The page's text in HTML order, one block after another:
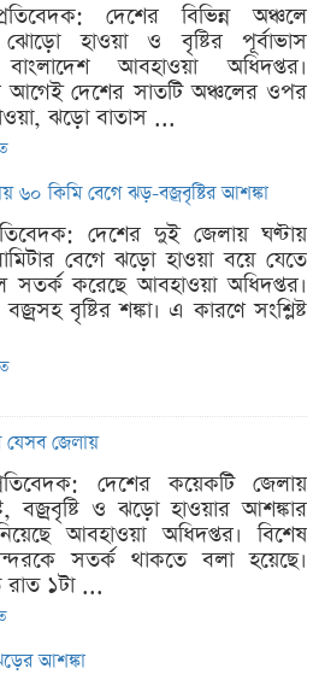
দেশের বিভিন্ন অঞ্চলে
হাওয়া ও বৃষ্টির পূর্বাভাস
আবহাওয়া অধিদপ্তর।
আগেই দেশের সাতটি অঞ্চলের ওপর
ঝড়ো বাতাস ...
৬০ কিমি বেগে ঝড়-বজ্রবৃষ্টির আশঙ্কা
দেশের দুই জেলায় ঘণ্টায়
বেগে ঝড়ো হাওয়া বয়ে যেতে
সতর্ক করেছে আবহাওয়া অধিদপ্তর।
বৃষ্টির শঙ্কা। এ কারণে সংশ্লিষ্ট
যেসব জেলায়
দেশের কয়েকটি জেলায়
বজ্রবৃষ্টি ও ঝড়ো হাওয়ার আশঙ্কার
আবহাওয়া অধিদপ্তর। বিশেষ
সতর্ক থাকতে বলা হয়েছে।
১টা ...
আশঙ্কা